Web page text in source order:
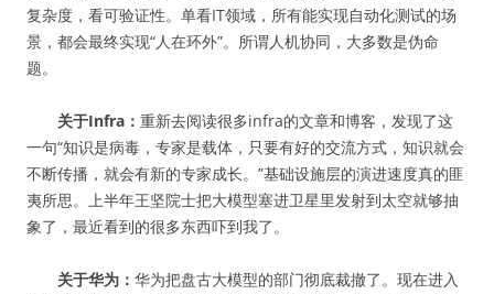
复杂度，看可验证性。单看IT领域，所有能实现自动化测试的场
景，都会最终实现“人在环外”。所谓人机协同，大多数是伪命
题。
关于Infra： 重新去阅读很多infra的文章和博客，发现了这
一句“知识是病毒，专家是载体，只要有好的交流方式，知识就会
不断传播，就会有新的专家成长。”基础设施层的演进速度真的匪
夷所思。上半年王坚院士把大模型塞进卫星里发射到太空就够抽
象了，最近看到的很多东西吓到我了。
关于华为： 华为把盘古大模型的部门彻底裁撤了。现在进入